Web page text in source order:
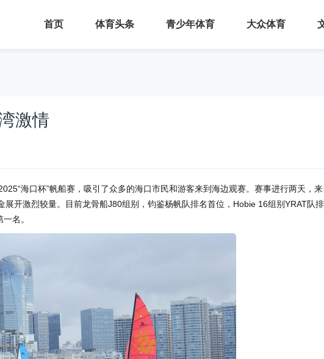
首页 体育头条 青少年体育 大众体育
激情
海口杯”帆船赛，吸引了众多的海口市民和游客来到海边观赛。赛事进行两天，
开激烈较量。目前龙骨船J80组别，钧鉴杨帆队排名首位，Hobie 16组别YRAT队
名。